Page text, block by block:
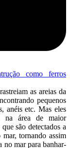
as areias da
pequenos
anéis etc. Mas eles
na área de maior
são detectados a
tornando assim
no mar para banhar-